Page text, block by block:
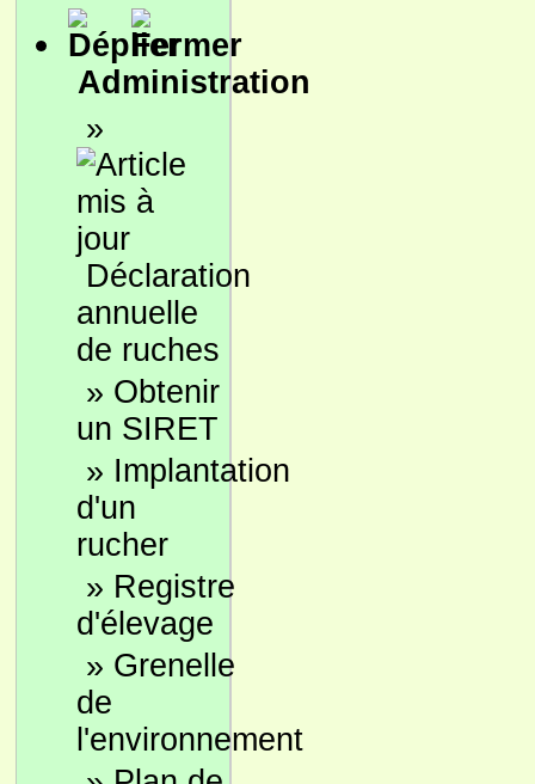
Administration
»
Déclaration
annuelle
de ruches
» Obtenir
un SIRET
» Implantation
d'un
rucher
» Registre
d'élevage
» Grenelle
de
l'environnement